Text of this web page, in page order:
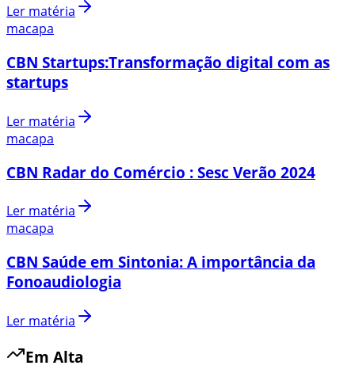
Ler matéria
macapa
CBN Startups:Transformação digital com as
startups
Ler matéria
macapa
CBN Radar do Comércio : Sesc Verão 2024
Ler matéria
macapa
CBN Saúde em Sintonia: A importância da
Fonoaudiologia
Ler matéria
Em Alta